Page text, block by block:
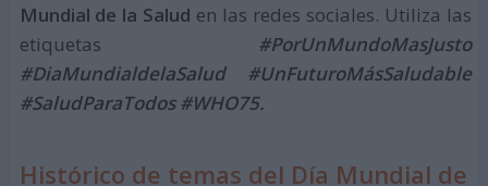
Mundial de la Salud en las redes sociales. Utiliza las
etiquetas #PorUnMundoMasJusto
#DiaMundialdelaSalud #UnFuturoMásSaludable
#SaludParaTodos #WHO75.
Histórico de temas del Día Mundial de